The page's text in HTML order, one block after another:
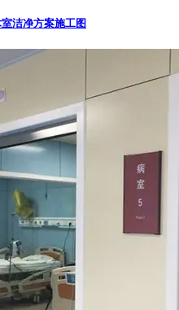
洁净方案施工图